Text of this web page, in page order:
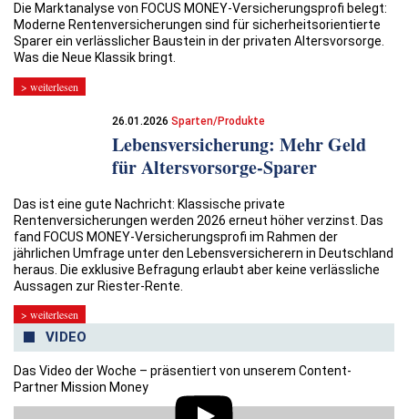
Die Marktanalyse von FOCUS MONEY-Versicherungsprofi belegt:
Moderne Rentenversicherungen sind für sicherheitsorientierte
Sparer ein verlässlicher Baustein in der privaten Altersvorsorge.
Was die Neue Klassik bringt.
> weiterlesen
26.01.2026Sparten/Produkte
Lebensversicherung: Mehr Geld
für Altersvorsorge-Sparer
Das ist eine gute Nachricht: Klassische private
Rentenversicherungen werden 2026 erneut höher verzinst. Das
fand FOCUS MONEY-Versicherungsprofi im Rahmen der
jährlichen Umfrage unter den Lebensversicherern in Deutschland
heraus. Die exklusive Befragung erlaubt aber keine verlässliche
Aussagen zur Riester-Rente.
> weiterlesen
VIDEO
Das Video der Woche – präsentiert von unserem Content-
Partner Mission Money